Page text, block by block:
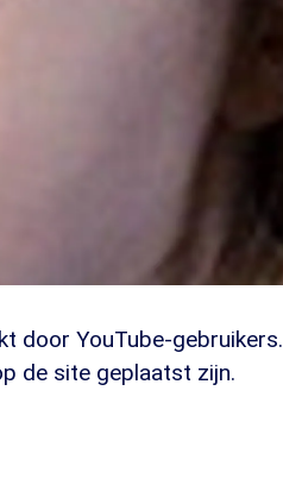
door YouTube-gebruikers.
de site geplaatst zijn.